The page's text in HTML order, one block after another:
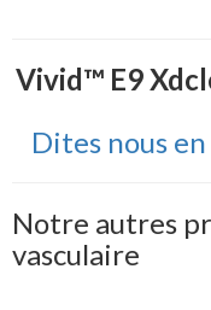
Vivid™ E9
Dites nous
Notre autres
vasculaire